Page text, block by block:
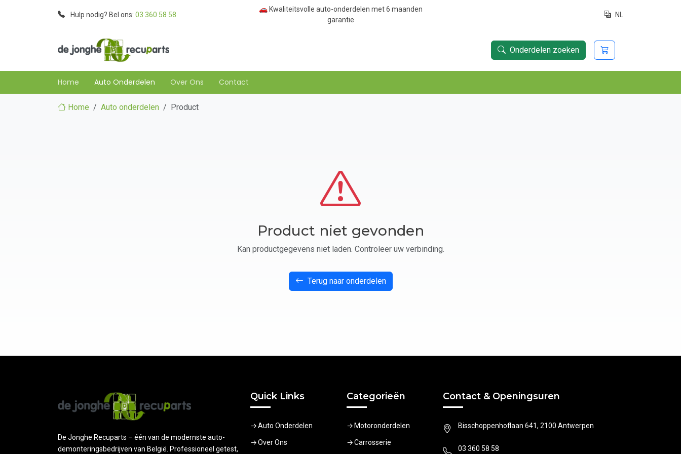
Hulp nodig? Bel ons: 03 360 58 58
🚗 Kwaliteitsvolle auto-onderdelen met 6 maanden
garantie
NL
Onderdelen zoeken
Home Auto Onderdelen Over Ons Contact
Home Auto onderdelen Product
Product niet gevonden
Kan productgegevens niet laden. Controleer uw verbinding.
Terug naar onderdelen
De Jonghe Recuparts – één van de modernste auto-
demonteringsbedrijven van België. Professioneel getest,
Quick Links
Auto Onderdelen
Over Ons
Categorieën
Motoronderdelen
Carrosserie
Contact & Openingsuren
Bisschoppenhoflaan 641, 2100 Antwerpen
03 360 58 58